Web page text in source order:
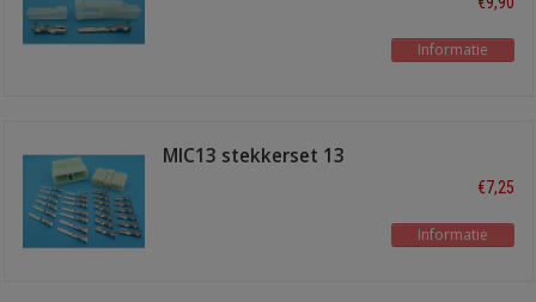
Informatie
MIC13 stekkerset 13
€7,25
Informatie